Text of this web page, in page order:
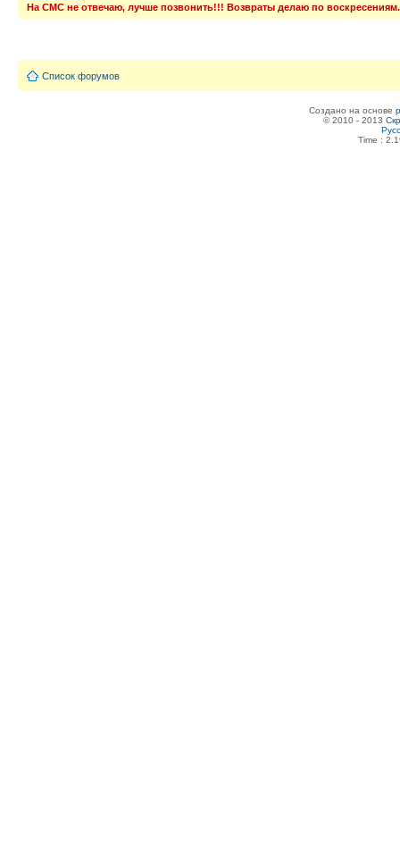
На СМС не отвечаю, лучше позвонить!!! Возвраты делаю по воскресениям.
Список форумов
Создано на основе
© 2010 - 2013
Time :